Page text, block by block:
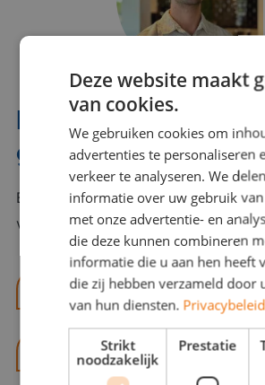
Interesse? Benno
graag verder!
Bel of mail Benno met al jouw
voor je klaar en helpt je graag!
benno@viajou.nl
06 13 28 62 71
Deze website maakt
van cookies.
We gebruiken cookies om
advertenties te personaliseren
verkeer te analyseren. We
informatie over uw gebruik
met onze advertentie- en
die deze kunnen combineren
informatie die u aan hen heeft
die zij hebben verzameld door
van hun diensten. Privacybeleid
Strikt
noodzakelijk
Prestatie